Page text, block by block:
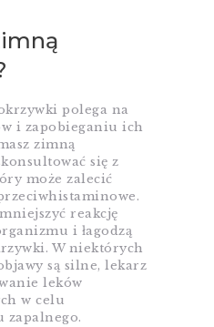
polega na
i zapobieganiu ich
zimną
się z
może zalecić
reakcję
i łagodzą
W niektórych
są silne, lekarz
leków
w celu
zapalnego.